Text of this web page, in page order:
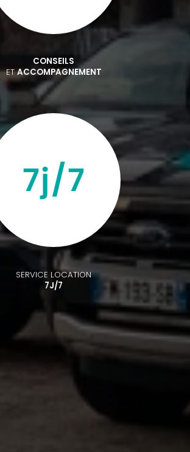
CONSEILS
ETACCOMPAGNEMENT
SERVICE LOCATION
7J/7